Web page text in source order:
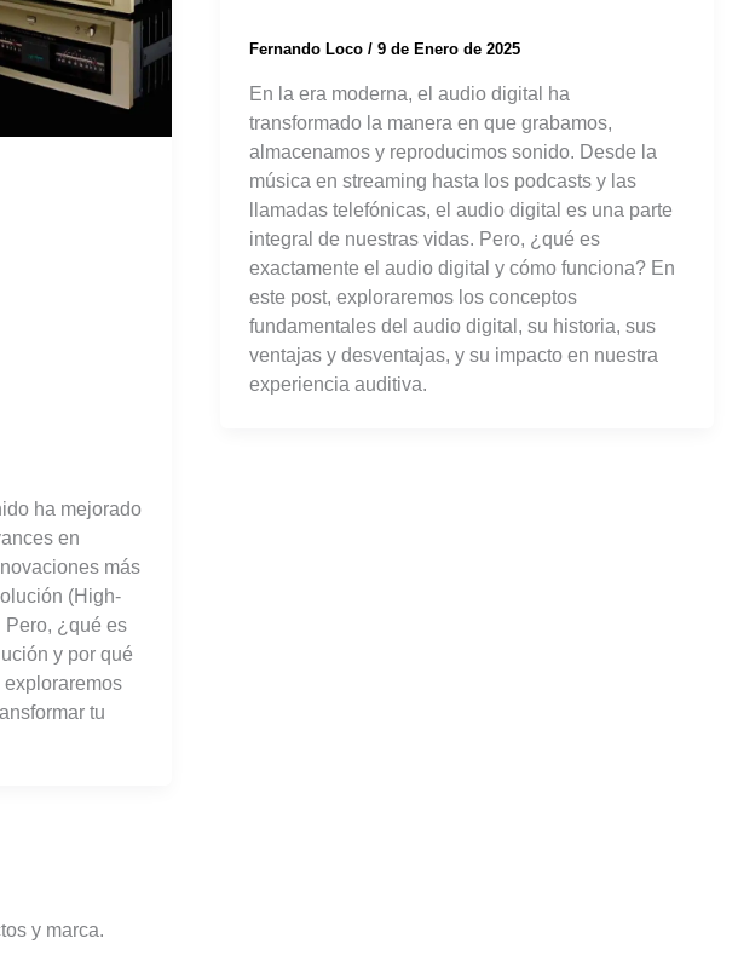
ha mejorado
en
más
(High-
Pero, ¿qué es
y por qué
exploraremos
tu
Fernando Loco / 9 de Enero de 2025
En la era moderna, el audio digital ha
transformado la manera en que grabamos,
almacenamos y reproducimos sonido. Desde la
música en streaming hasta los podcasts y las
llamadas telefónicas, el audio digital es una parte
integral de nuestras vidas. Pero, ¿qué es
exactamente el audio digital y cómo funciona? En
este post, exploraremos los conceptos
fundamentales del audio digital, su historia, sus
ventajas y desventajas, y su impacto en nuestra
experiencia auditiva.
y marca.